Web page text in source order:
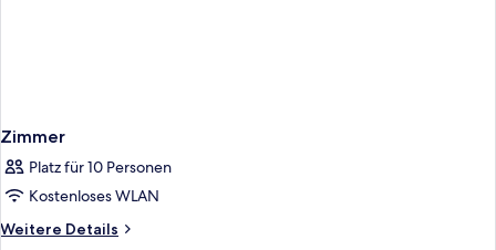
Zimmer
Platz für 10 Personen
Kostenloses WLAN
Weitere Details
Weitere